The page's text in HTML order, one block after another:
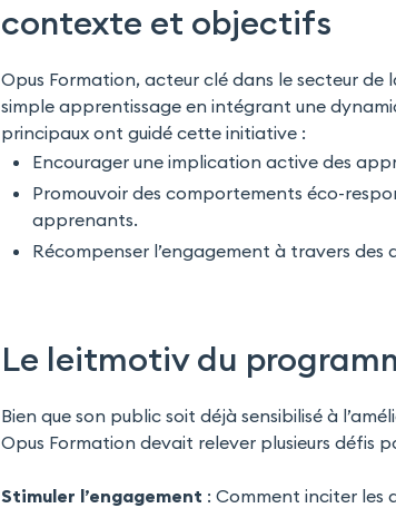
contexte et objectifs
Opus Formation, acteur clé dans le secteur
simple apprentissage en intégrant une
principaux ont guidé cette initiative :
Encourager une implication active des
Promouvoir des comportements éco-
apprenants.
Récompenser l’engagement à travers
Le leitmotiv du
Bien que son public soit déjà sensibilisé à
Opus Formation devait relever plusieurs défis
Stimuler l’engagement : Comment inciter les